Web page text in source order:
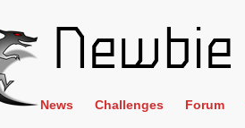
News Challenges Forum